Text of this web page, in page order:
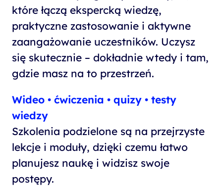
które łączą ekspercką wiedzę,
praktyczne zastosowanie i aktywne
zaangażowanie uczestników. Uczysz
się skutecznie – dokładnie wtedy i tam,
gdzie masz na to przestrzeń.
Wideo • ćwiczenia • quizy • testy
wiedzy
Szkolenia podzielone są na przejrzyste
lekcje i moduły, dzięki czemu łatwo
planujesz naukę i widzisz swoje
postępy.